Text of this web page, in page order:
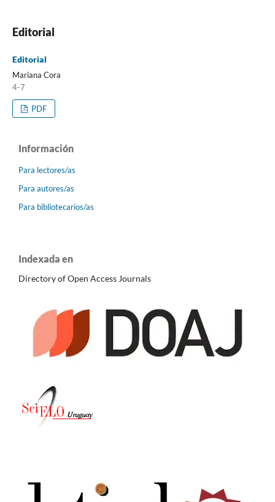
Editorial
Editorial
Mariana Cora
4-7
PDF
Información
Para lectores/as
Para autores/as
Para bibliotecarios/as
Indexada en
Directory of Open Access Journals